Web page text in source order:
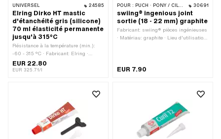
UNIVERSEL 24585
Elring Dirko HT mastic
d'étanchéité gris (silicone)
70 ml élasticité permanente
jusqu'à 315°C
Résistance à la température (min.):
-60 - 315 °C · Fabricant: Elring ·
Champ d'application: Chimie ·
Matériau: Silicone · Contenu: 70 ml ·
les organes à la suite d’expositions
répétées ou d’une exposition prolongée
· Dimension de la fente (max.): 2 mm
EUR 22.80
EUR 325.71/l
POUR : PUCH · PONY / CILO (BÊTA 521 & 512) · TOMOS 30691
swiing® ingenious joint
sortie (18 - 22 mm) graphite
Fabricant: swiing® pièces ingénieuses
· Matériau: graphite · Lieu d'utilisation:
trous de sortie: 37.5 - 42.5 mm · Ø du
EUR 7.90